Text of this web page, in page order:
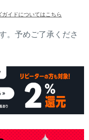
ガイドについてはこちら
。予めご了承くださ